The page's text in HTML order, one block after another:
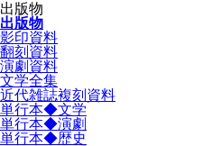
出版物
出版物
影印資料
翻刻資料
演劇資料
文学全集
近代雑誌複刻資料
単行本◆文学
単行本◆演劇
単行本◆歴史